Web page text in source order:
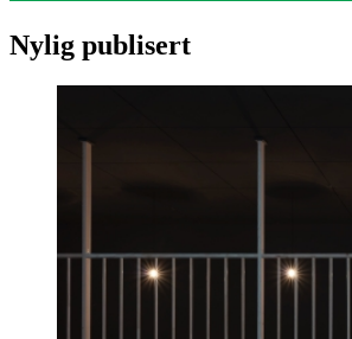
Nylig publisert